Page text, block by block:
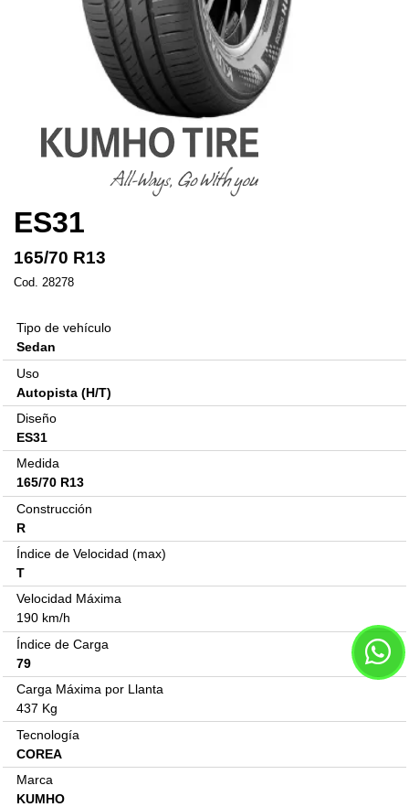
ES31
165/70 R13
Cod. 28278
Tipo de vehículo
Sedan
Uso
Autopista (H/T)
Diseño
ES31
Medida
165/70 R13
Construcción
R
Índice de Velocidad (max)
T
Velocidad Máxima
190 km/h
Índice de Carga
79
Carga Máxima por Llanta
437 Kg
Tecnología
COREA
Marca
KUMHO